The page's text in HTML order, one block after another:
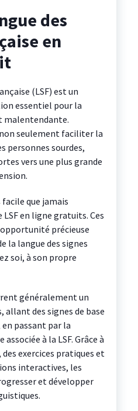
des
en
(LSF) est un
essentiel pour la
malentendante.
seulement faciliter la
personnes sourdes,
vers une plus grande
que jamais
LSF en ligne gratuits. Ces
précieuse
la langue des signes
soi, à son propre
généralement un
allant des signes de base
passant par la
à la LSF. Grâce à
exercices pratiques et
interactives, les
et développer